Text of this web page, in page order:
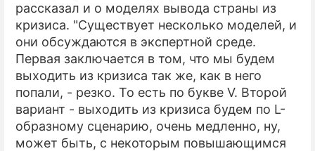
рассказал и о моделях вывода страны из
кризиса. "Существует несколько моделей, и
они обсуждаются в экспертной среде.
Первая заключается в том, что мы будем
выходить из кризиса так же, как в него
попали, - резко. То есть по букве V. Второй
вариант - выходить из кризиса будем по L-
образному сценарию, очень медленно, ну,
может быть, с некоторым повышающимся